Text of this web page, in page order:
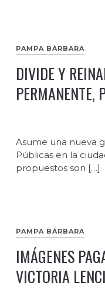
PAMPA BÁRBARA
DIVIDE Y
PERMANENTE,
Asume una nueva
Públicas en la
propuestos son […]
PAMPA BÁRBARA
IMÁGENES
VICTORIA